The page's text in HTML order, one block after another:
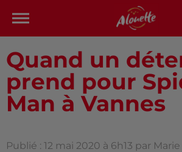
Quand un
prend pour
Man à Vannes
Publié : 12 mai 2020 à 6h13 par